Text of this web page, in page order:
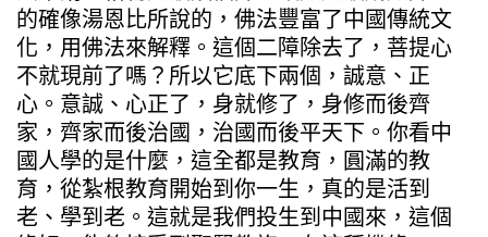
的確像湯恩比所說的，佛法豐富了中國傳統文
化，用佛法來解釋。這個二障除去了，菩提心
不就現前了嗎？所以它底下兩個，誠意、正
心。意誠、心正了，身就修了，身修而後齊
家，齊家而後治國，治國而後平天下。你看中
國人學的是什麼，這全都是教育，圓滿的教
育，從紮根教育開始到你一生，真的是活到
老、學到老。這就是我們投生到中國來，這個